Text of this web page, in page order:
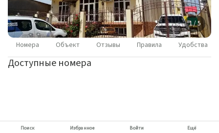
1 / 5
Номера Объект Отзывы Правила Удобства
Доступные номера
Поиск Избранное Войти Ещё